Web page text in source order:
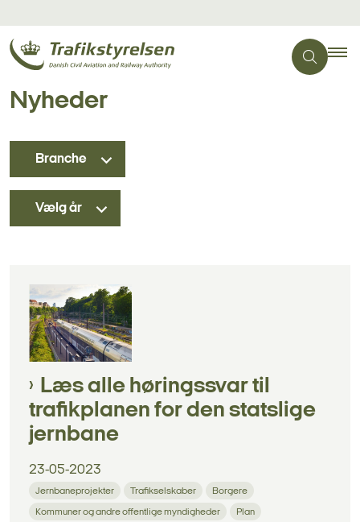
Nyheder
Branche
Vælg år
Læs alle høringssvar til
trafikplanen for den statslige
jernbane
23-05-2023
Jernbaneprojekter Trafikselskaber Borgere
Kommuner og andre offentlige myndigheder Plan